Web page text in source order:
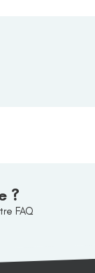
?
FAQ